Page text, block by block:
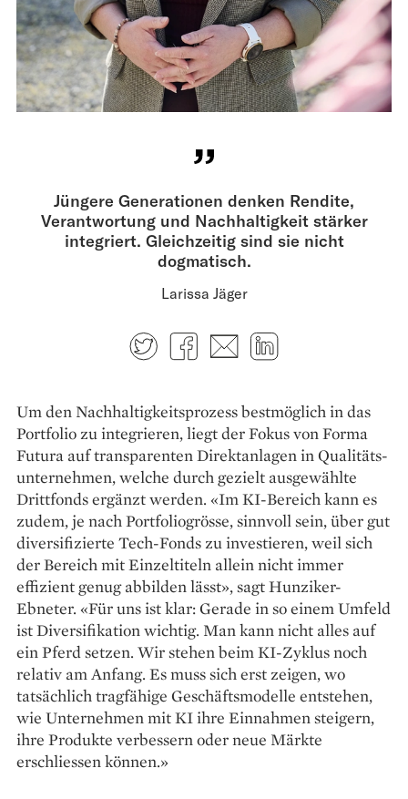
Jüngere Generationen ­denken Rendite,
Verantwortung und Nachhaltigkeit stärker
integriert. Gleichzeitig sind sie nicht
dogmatisch.
Larissa Jäger
TwitterFacebook
E-mail
Um den Nachhaltigkeitsprozess best­möglich in das
Portfolio zu integrieren, liegt der Fokus von Forma
Futura auf transparenten Direktanlagen in Qualitäts­
unternehmen, welche durch gezielt ausgewählte
Drittfonds ergänzt werden. «Im KI-Bereich kann es
zudem, je nach Portfoliogrösse, sinnvoll sein, über gut
diver­sifizierte Tech-Fonds zu investieren, weil sich
der Bereich mit Einzeltiteln allein nicht immer
effizient genug abbilden lässt», sagt Hunziker-
Ebneter. «Für uns ist klar: Gerade in so einem Umfeld
ist Diversifikation wichtig. Man kann nicht alles auf
ein Pferd setzen. Wir stehen beim KI-Zyklus noch
relativ am Anfang. Es muss sich erst zeigen, wo
tatsächlich tragfähige Geschäftsmodelle entstehen,
wie Unternehmen mit KI ihre Einnahmen steigern,
ihre Produkte verbessern oder neue Märkte
erschliessen können.»